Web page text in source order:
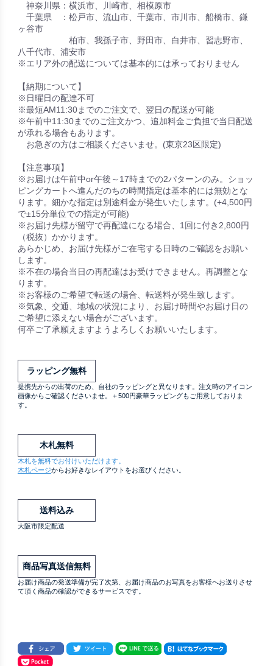
神奈川県：横浜市、川崎市、相模原市
千葉県 ：松戸市、流山市、千葉市、市川市、船橋市、鎌
ヶ谷市
柏市、我孫子市、野田市、白井市、習志野市、
八千代市、浦安市
※エリア外の配送については基本的には承っておりません
【納期について】
※日曜日の配達不可
※最短AM11:30までのご注文で、翌日の配送が可能
※午前中11:30までのご注文かつ、追加料金ご負担で当日配送
が承れる場合もあります。
お急ぎの方はご相談くださいませ。(東京23区限定)
【注意事項】
※お届けは午前中or午後～17時までの2パターンのみ。ショッ
ピングカートへ進んだのちの時間指定は基本的には無効とな
ります。細かな指定は別途料金が発生いたします。(+4,500円
で±15分単位での指定が可能)
※お届け先様が留守で再配達になる場合、1回に付き2,800円
（税抜）かかります。
あらかじめ、お届け先様がご在宅する日時のご確認をお願い
します。
※不在の場合当日の再配達はお受けできません。再調整とな
ります。
※お客様のご希望で転送の場合、転送料が発生致します。
※気象、交通、地域の状況により、お届け時間やお届け日の
ご希望に添えない場合がございます。
何卒ご了承願えますようよろしくお願いいたします。
ラッピング無料
提携先からの出荷のため、自社のラッピングと異なります。注文時のアイコン
画像からご確認くださいませ。＋500円豪華ラッピングもご用意しておりま
す。
木札無料
木札を無料でお付けいただけます。
木札ページからお好きなレイアウトをお選びください。
送料込み
大阪市限定配送
商品写真送信無料
お届け商品の発送準備が完了次第、お届け商品のお写真をお客様へお送りさせ
て頂く商品の確認ができるサービスです。